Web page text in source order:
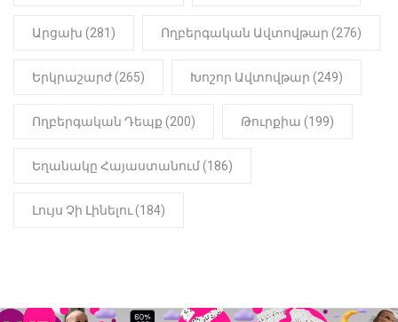
Արցախ (281) Ողբերգական Ավտովթար (276)
Երկրաշարժ (265) Խոշոր Ավտովթար (249)
Ողբերգական Դեպք (200) Թուրքիա (199)
Եղանակը Հայաստանում (186)
Լույս Չի Լինելու (184)